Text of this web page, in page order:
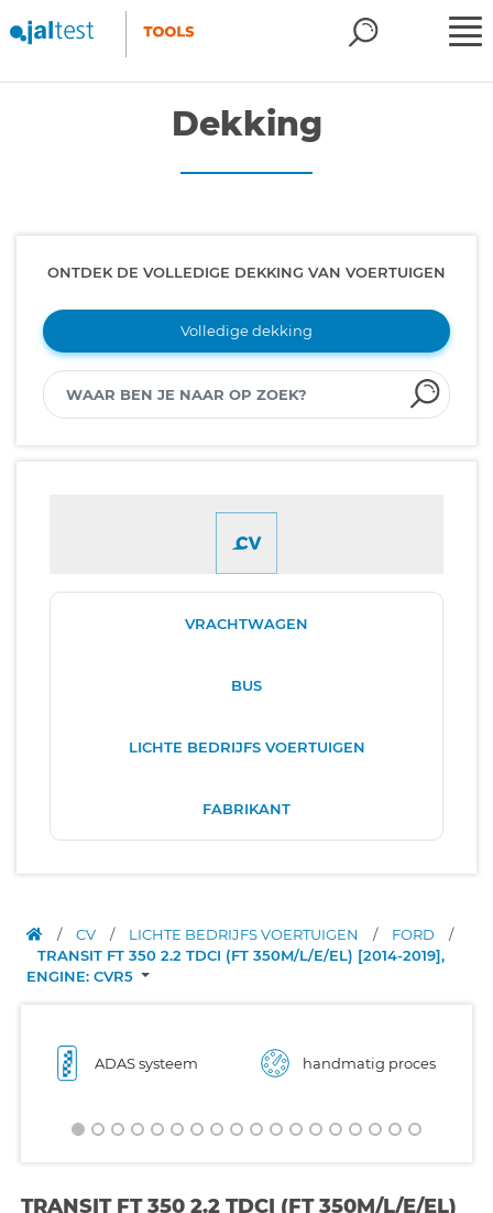
Dekking
ONTDEK DE VOLLEDIGE DEKKING VAN VOERTUIGEN
Volledige dekking
VRACHTWAGEN
BUS
LICHTE BEDRIJFS VOERTUIGEN
FABRIKANT
/ CV / LICHTE BEDRIJFS VOERTUIGEN / FORD
/
TRANSIT FT 350 2.2 TDCI (FT 350M/L/E/EL) [2014-2019],
ENGINE: CVR5
ADAS systeem handmatig proces
TRANSIT FT 350 2.2 TDCI (FT 350M/L/E/EL)